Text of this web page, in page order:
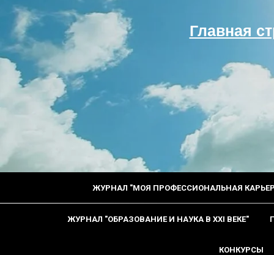
Главная
ЖУРНАЛ "МОЯ ПРОФЕССИОНАЛЬНАЯ
ЖУРНАЛ "ОБРАЗОВАНИЕ И НАУКА В XXI ВЕКЕ"
КОНКУРСЫ